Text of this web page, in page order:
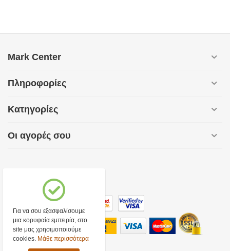
Mark Center
Πληροφορίες
Κατηγορίες
Οι αγορές σου
Για να σου εξασφαλίσουμε
μια κορυφαία εμπειρία, στο
site μας χρησιμοποιούμε
cookies. Μάθε περισσότερα